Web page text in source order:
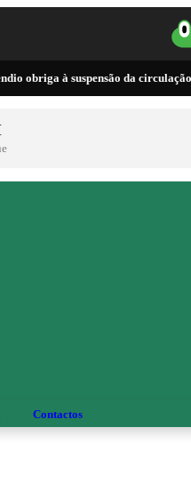
obriga à suspensão da
Contactos